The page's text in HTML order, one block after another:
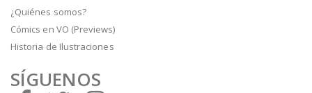
¿Quiénes somos?
Cómics en VO (Previews)
Historia de Ilustraciones
SÍGUENOS